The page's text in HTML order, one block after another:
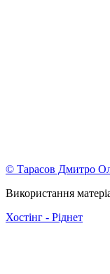
© Тарасов Дмитро
Використання
Хостінг - Ріднет